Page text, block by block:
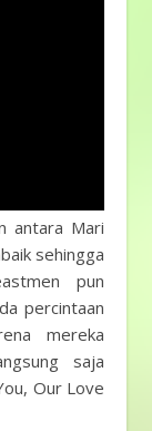
antara Mari
sehingga
pun
percintaan
mereka
saja
Our Love